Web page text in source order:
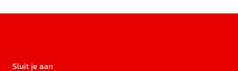
Sluit je aan